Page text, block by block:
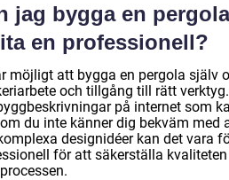
jag bygga en
en professionell?
möjligt att bygga en pergola själv
och tillgång till rätt
på internet som
du inte känner dig bekväm med
designidéer kan det vara
för att säkerställa